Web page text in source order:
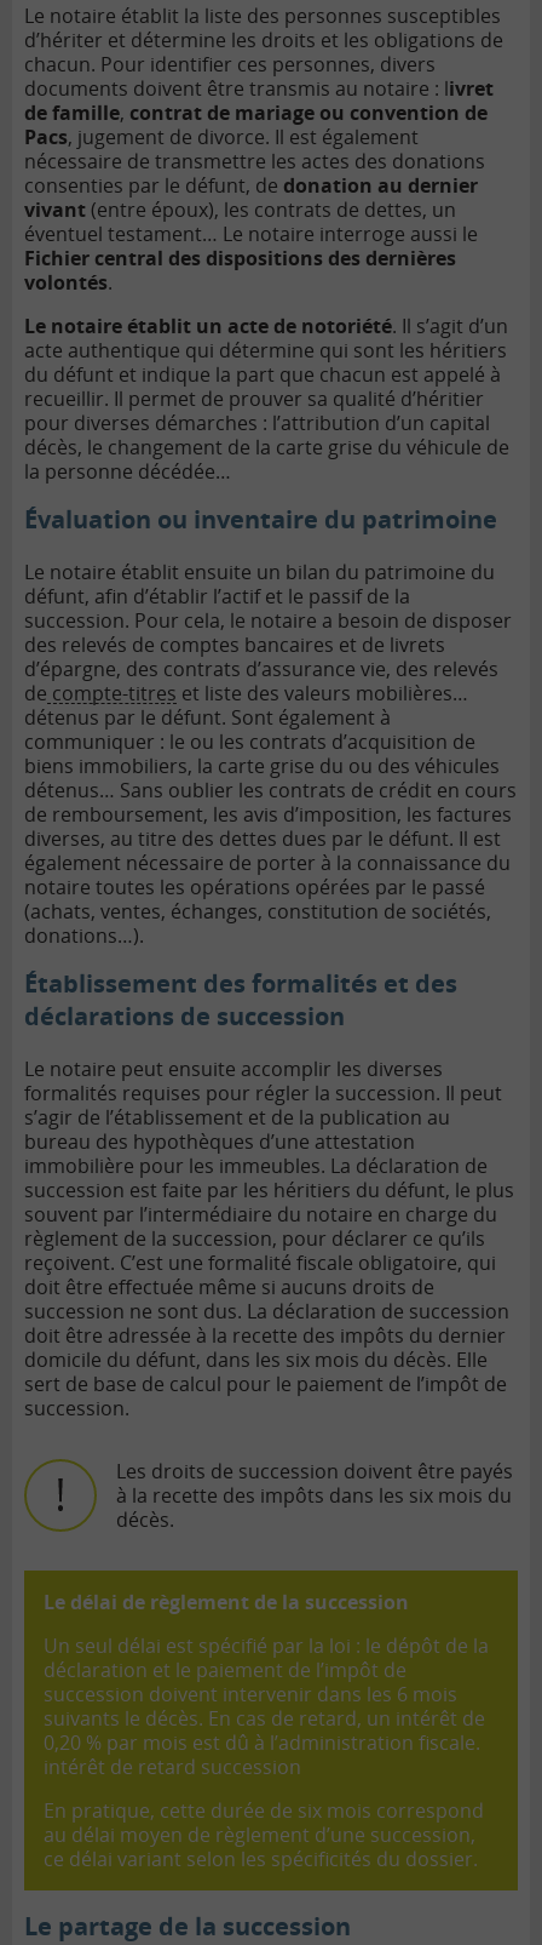
Le notaire établit la liste des personnes susceptibles
d’hériter et détermine les droits et les obligations de
chacun. Pour identifier ces personnes, divers
documents doivent être transmis au notaire : livret
de famille, contrat de mariage ou convention de
Pacs, jugement de divorce. Il est également
nécessaire de transmettre les actes des donations
consenties par le défunt, de donation au dernier
vivant(entre époux), les contrats de dettes, un
éventuel testament… Le notaire interroge aussi le
Fichier central des dispositions des dernières
volontés.
Le notaire établit un acte de notoriété. Il s’agit d’un
acte authentique qui détermine qui sont les héritiers
du défunt et indique la part que chacun est appelé à
recueillir. Il permet de prouver sa qualité d’héritier
pour diverses démarches : l’attribution d’un capital
décès, le changement de la carte grise du véhicule de
la personne décédée…
Évaluation ou inventaire du patrimoine
Le notaire établit ensuite un bilan du patrimoine du
défunt, afin d’établir l’actif et le passif de la
succession. Pour cela, le notaire a besoin de disposer
des relevés de comptes bancaires et de livrets
d’épargne, des contrats d’assurance vie, des relevés
de compte-titres et liste des valeurs mobilières…
détenus par le défunt. Sont également à
communiquer : le ou les contrats d’acquisition de
biens immobiliers, la carte grise du ou des véhicules
détenus… Sans oublier les contrats de crédit en cours
de remboursement, les avis d’imposition, les factures
diverses, au titre des dettes dues par le défunt. Il est
également nécessaire de porter à la connaissance du
notaire toutes les opérations opérées par le passé
(achats, ventes, échanges, constitution de sociétés,
donations…).
Établissement des formalités et des
déclarations de succession
Le notaire peut ensuite accomplir les diverses
formalités requises pour régler la succession. Il peut
s’agir de l’établissement et de la publication au
bureau des hypothèques d’une attestation
immobilière pour les immeubles. La déclaration de
succession est faite par les héritiers du défunt, le plus
souvent par l’intermédiaire du notaire en charge du
règlement de la succession, pour déclarer ce qu’ils
reçoivent. C’est une formalité fiscale obligatoire, qui
doit être effectuée même si aucuns droits de
succession ne sont dus. La déclaration de succession
doit être adressée à la recette des impôts du dernier
domicile du défunt, dans les six mois du décès. Elle
sert de base de calcul pour le paiement de l’impôt de
succession.
Les droits de succession doivent être payés
à la recette des impôts dans les six mois du
décès.
Le délai de règlement de la succession
Un seul délai est spécifié par la loi : le dépôt de la
déclaration et le paiement de l’impôt de
succession doivent intervenir dans les 6 mois
suivants le décès. En cas de retard, un intérêt de
0,20 % par mois est dû à l’administration fiscale.
intérêt de retard succession
En pratique, cette durée de six mois correspond
au délai moyen de règlement d’une succession,
ce délai variant selon les spécificités du dossier.
Le partage de la succession